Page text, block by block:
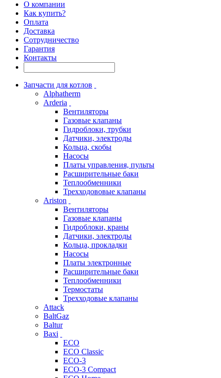
О компании
Как купить?
Оплата
Доставка
Сотрудничество
Гарантия
Контакты
Запчасти для котлов
Alphatherm
Arderia
Вентиляторы
Газовые клапаны
Гидроблоки, трубки
Датчики, электроды
Кольца, скобы
Насосы
Платы управления, пульты
Расширительные баки
Теплообменники
Трехходововые клапаны
Ariston
Вентиляторы
Газовые клапаны
Гидроблоки, краны
Датчики, электроды
Кольца, прокладки
Насосы
Платы электронные
Расширительные баки
Теплообменники
Термостаты
Трехходовые клапаны
Attack
BaltGaz
Baltur
Baxi
ECO
ECO Classic
ECO-3
ECO-3 Compact